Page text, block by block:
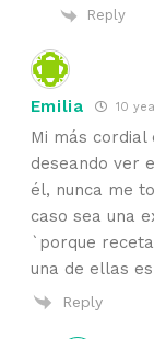
Reply
Emilia 10
Mi más cordial
deseando ver
él, nunca me
caso sea una
`porque
una de ellas
Reply